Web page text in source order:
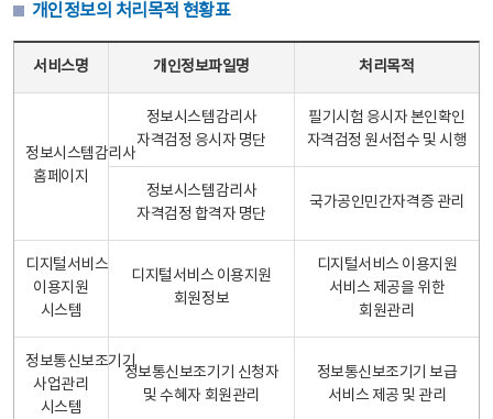
개인정보의 처리목적 현황표
서비스명 개인정보파일명 처리목적
정보시스템감리사
홈페이지
정보시스템감리사
자격검정 응시자 명단
필기시험 응시자 본인확인
자격검정 원서접수 및 시행
정보시스템감리사
자격검정 합격자 명단
국가공인민간자격증 관리
디지털서비스
이용지원
시스템
디지털서비스 이용지원
회원정보
디지털서비스 이용지원
서비스 제공을 위한
회원관리
정보통신보조기기
사업관리
시스템
정보통신보조기기 신청자
및 수혜자 회원관리
정보통신보조기기 보급
서비스 제공 및 관리